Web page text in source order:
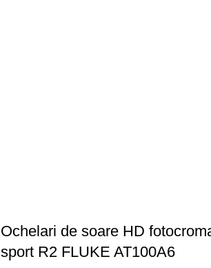
Ochelari de soare HD
sport R2 FLUKE AT100A6